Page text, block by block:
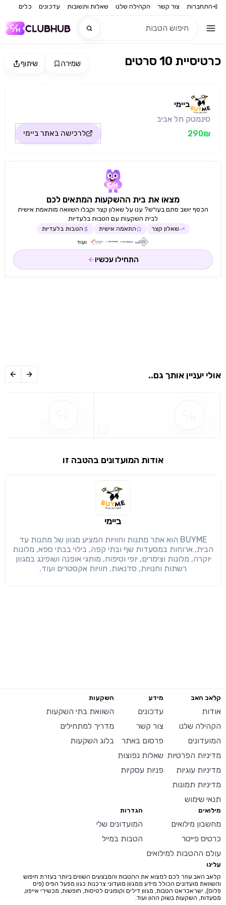
התחברות צור קשר הקהילה שלנו שאלות ותשובות עדכונים כלים
שימו לב!
הבנתי, המשך לאתר
שיתוף שמירה כרטיסיית 10 סרטים
ביימי
סינמטק תל אביב
290₪
לרכישה באתר ביימי
מצאו את בית ההשקעות המתאים לכם
הכסף יושב סתם בעו״ש? ענו על שאלון קצר וקבלו השוואה מותאמת אישית
לבית השקעות עם הטבות בלעדיות
שאלון קצר התאמה אישית הטבות בלעדיות
ועוד
התחילו עכשיו
אולי יעניין אותך גם..
אודות המועדונים בהטבה זו
ביימי
BUYME הוא אתר מתנות וחוויות המציע מגוון של מתנות עד
הבית, ארוחות במסעדות שף ובתי קפה, בילוי בבתי ספא, מלונות
יוקרה, מלונות וצימרים, יופי וטיפוח, מותגי אופנה ושופינג במגוון
רשתות וחנויות, סדנאות, חוויות אקסטרים ועוד.
קלאב האב
אודות
הקהילה שלנו
המועדונים
מדיניות הפרטיות
מדיניות עוגיות
מדיניות תמונות
תנאי שימוש
מידע
עדכונים
צור קשר
פרסום באתר
שאלות נפוצות
פניות עסקיות
השקעות
השוואת בתי השקעות
מדריך למתחילים
בלוג השקעות
מילואים
מחשבון מילואים
כרטיס פייטר
עולם ההטבות למילואים
הגדרות
המועדונים שלי
הטבות במייל
עלינו
קלאב האב עוזר לכם למצוא את ההטבות והמבצעים השווים ביותר בעזרת חיפוש
והשוואת מועדונים הכולל מידע ממגוון מועדוני צרכנות כגון מפעל הפיס (פיס
פלוס), ישראכראט הטבות, מגוון דילים וקופונים לטיסות, חופשות, מכשירי אייפון,
מסעדות, השקעות בשוק ההון ועוד.